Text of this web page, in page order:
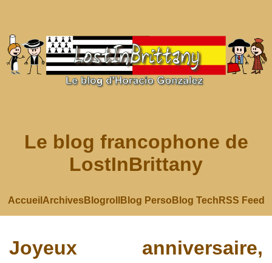
Le blog francophone de
LostInBrittany
Accueil ArchivesBlogroll Blog Perso Blog Tech RSS Feed
Joyeux anniversaire,